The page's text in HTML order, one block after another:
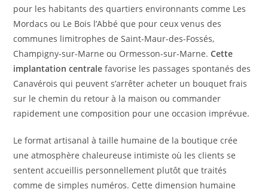
pour les habitants des quartiers environnants comme Les
Mordacs ou Le Bois l’Abbé que pour ceux venus des
communes limitrophes de Saint-Maur-des-Fossés,
Champigny-sur-Marne ou Ormesson-sur-Marne.Cette
implantation centrale favorise les passages spontanés des
Canavérois qui peuvent s’arrêter acheter un bouquet frais
sur le chemin du retour à la maison ou commander
rapidement une composition pour une occasion imprévue.
Le format artisanal à taille humaine de la boutique crée
une atmosphère chaleureuse intimiste où les clients se
sentent accueillis personnellement plutôt que traités
comme de simples numéros. Cette dimension humaine